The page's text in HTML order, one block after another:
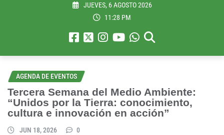
JUEVES, 6 AGOSTO 2026
11:28 PM
AGENDA DE EVENTOS
Tercera Semana del Medio Ambiente:
“Unidos por la Tierra: conocimiento,
cultura e innovación en acción”
JUN 18, 2026 0